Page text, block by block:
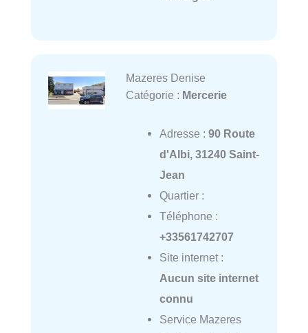
Mazeres Denise
Catégorie : Mercerie
Adresse : 90 Route
d'Albi, 31240 Saint-
Jean
Quartier :
Téléphone :
+33561742707
Site internet :
Aucun site internet
connu
Service Mazeres